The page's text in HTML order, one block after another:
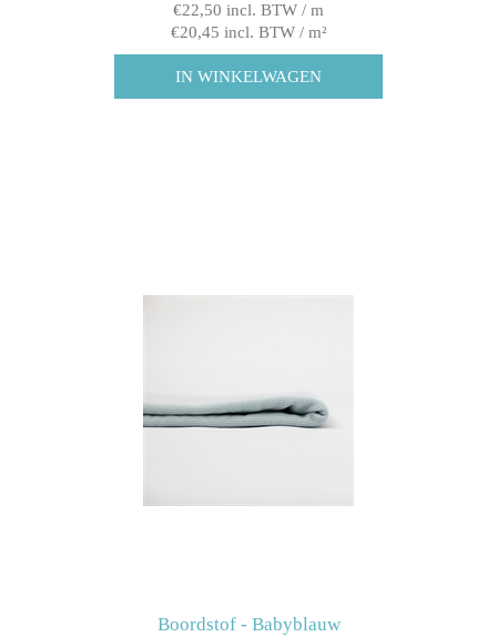
€22,50 incl. BTW / m
€20,45 incl. BTW / m²
Boordstof - Babyblauw